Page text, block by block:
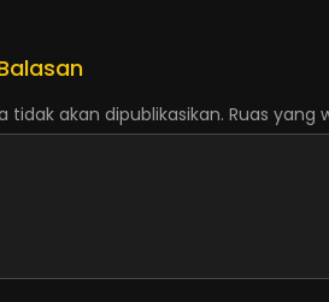
tidak akan dipublikasikan. Ruas yang